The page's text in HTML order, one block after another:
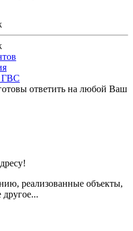
ГВС
ответить на любой Ваш
реализованные объекты,